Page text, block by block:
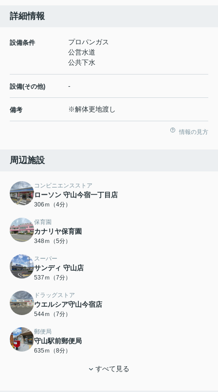
詳細情報
設備条件
プロパンガス
公営水道
公共下水
設備(その他) -
備考 ※解体更地渡し
情報の見方
周辺施設
コンビニエンスストア
ローソン 守山今宿一丁目店
306ｍ（4分）
保育園
カナリヤ保育園
348ｍ（5分）
スーパー
サンディ 守山店
537ｍ（7分）
ドラッグストア
ウエルシア守山今宿店
544ｍ（7分）
郵便局
守山駅前郵便局
635ｍ（8分）
すべて見る